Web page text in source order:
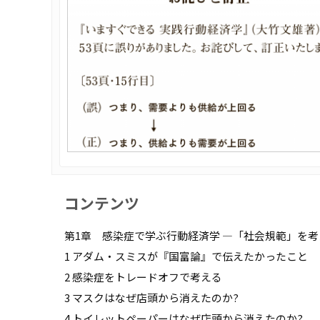
コンテンツ
第1章 感染症で学ぶ行動経済学 ―「社会規範」を
1 アダム・スミスが『国富論』で伝えたかったこと
2 感染症をトレードオフで考える
3 マスクはなぜ店頭から消えたのか?